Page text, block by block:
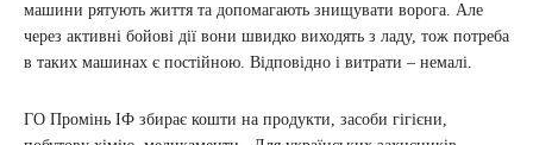
машини рятують життя та допомагають знищувати ворога. Але
через активні бойові дії вони швидко виходять з ладу, тож потреба
в таких машинах є постійною. Відповідно і витрати – немалі.
ГО Промінь ІФ збирає кошти на продукти, засоби гігієни,